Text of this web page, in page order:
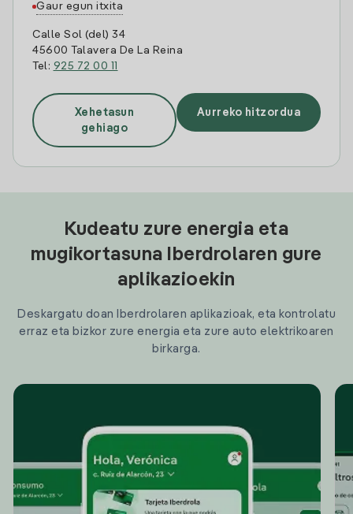
Gaur egun itxita
Calle Sol (del) 34
45600 Talavera De La Reina
Tel: 925 72 00 11
Xehetasun
gehiago
Aurreko hitzordua
Kudeatu zure energia eta
mugikortasuna Iberdrolaren gure
aplikazioekin
Deskargatu doan Iberdrolaren aplikazioak, eta kontrolatu
erraz eta bizkor zure energia eta zure auto elektrikoaren
birkarga.